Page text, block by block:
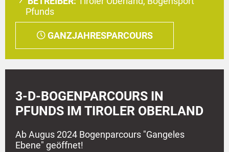
Pfunds
GANZJAHRESPARCOURS
3-D-BOGENPARCOURS IN
PFUNDS IM TIROLER OBERLAND
Ab Augus 2024 Bogenparcours "Gangeles
Ebene" geöffnet!